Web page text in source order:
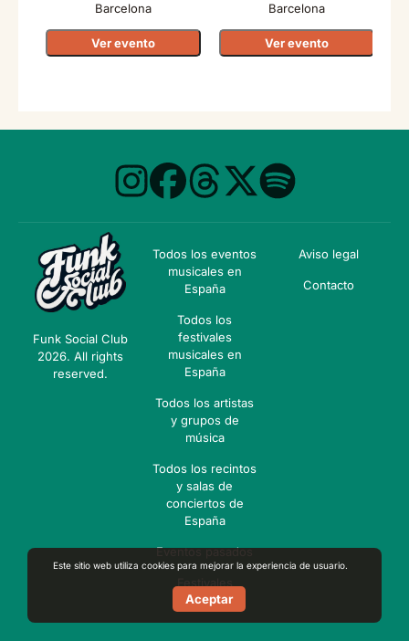
Barcelona
Ver evento
Barcelona
Ver evento
Este sitio web utiliza cookies para mejorar la experiencia de usuario.
Aceptar
Funk Social Club
2026. All rights
reserved.
Todos los eventos
musicales en
España
Todos los
festivales
musicales en
España
Todos los artistas
y grupos de
música
Todos los recintos
y salas de
conciertos de
España
Eventos pasados
Festivales
pasados
Aviso legal
Contacto